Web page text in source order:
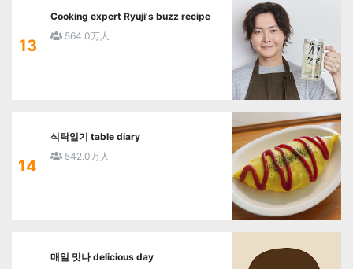
13
Cooking expert Ryuji's buzz recipe
564.0万人
14
식탁일기 table diary
542.0万人
매일 맛나 delicious day